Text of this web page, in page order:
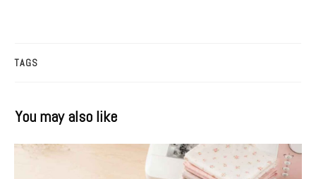
TAGS
You may also like